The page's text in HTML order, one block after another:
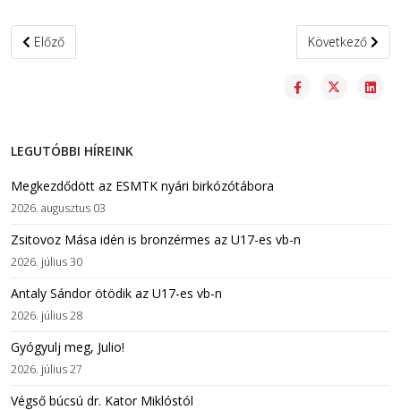
Előző cikk: Szőke Alex megnyerte az UWW-világranglistát
Előző Következő
Következő
LEGUTÓBBI HÍREINK
Megkezdődött az ESMTK nyári birkózótábora
2026. augusztus 03
Zsitovoz Mása idén is bronzérmes az U17-es vb-n
2026. július 30
Antaly Sándor ötödik az U17-es vb-n
2026. július 28
Gyógyulj meg, Julio!
2026. július 27
Végső búcsú dr. Kator Miklóstól